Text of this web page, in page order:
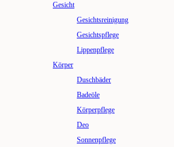
Gesicht
Gesichtsreinigung
Gesichtspflege
Lippenpflege
Körper
Duschbäder
Badeöle
Körperpflege
Deo
Sonnenpflege